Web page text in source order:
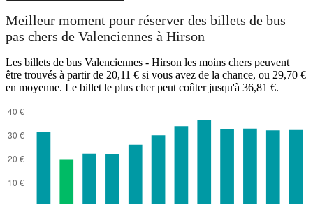
Meilleur moment pour réserver des billets de bus
pas chers de Valenciennes à Hirson
Les billets de bus Valenciennes - Hirson les moins chers peuvent
être trouvés à partir de 20,11 € si vous avez de la chance, ou 29,70 €
en moyenne. Le billet le plus cher peut coûter jusqu'à 36,81 €.